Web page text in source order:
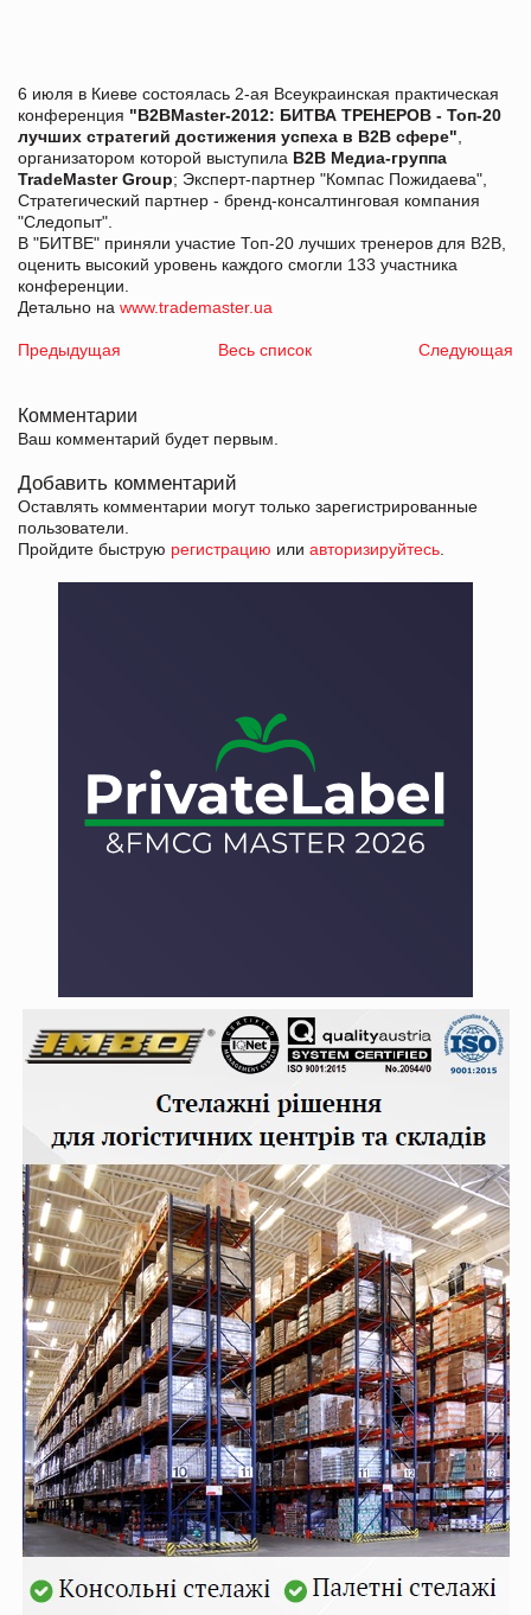
6 июля в Киеве состоялась 2-ая Всеукраинская практическая
конференция "B2BMaster-2012: БИТВА ТРЕНЕРОВ - Топ-20
лучших стратегий достижения успеха в В2В сфере"
организатором которой выступила В2В Медиа-группа
TradeMaster Group; Эксперт-партнер "Компас Пожидаева",
Стратегический партнер - бренд-консалтинговая компания
"Следопыт".
В "БИТВЕ" приняли участие Топ-20 лучших тренеров для В2В,
оценить высокий уровень каждого смогли 133 участника
конференции.
Детально на www.trademaster.ua
Предыдущая Весь список Следующая
Комментарии
Ваш комментарий будет первым.
Добавить комментарий
Оставлять комментарии могут только зарегистрированные
пользователи.
Пройдите быструю регистрацию или авторизируйтесь